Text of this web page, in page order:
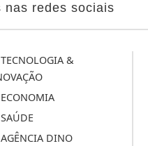
nas redes sociais
TECNOLOGIA &
ECONOMIA
SAÚDE
AGÊNCIA DINO